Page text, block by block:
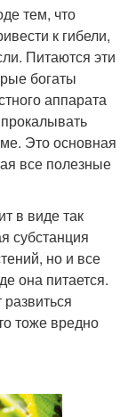
тем, что
к гибели,
Питаются эти
богаты
аппарата
Это основная
все полезные
в виде так
субстанция
но и все
она питается.
тоже вредно